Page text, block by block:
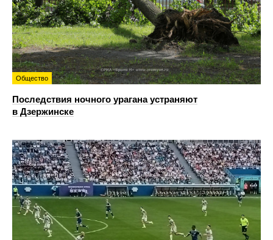
Общество
Последствия ночного урагана устраняют
в Дзержинске